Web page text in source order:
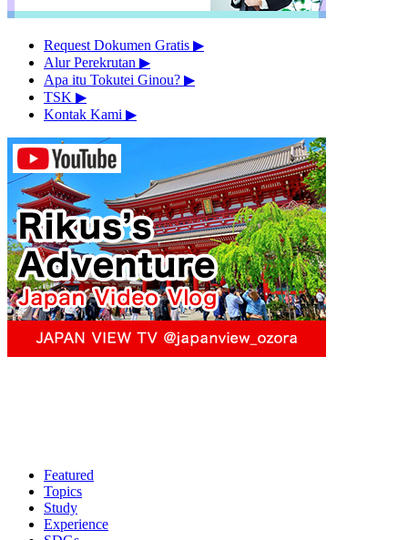
Request Dokumen Gratis ▶︎
Alur Perekrutan ▶︎
Apa itu Tokutei Ginou? ▶︎
TSK ▶︎
Kontak Kami ▶︎
Featured
Topics
Study
Experience